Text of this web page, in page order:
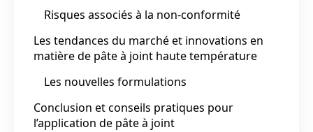
Risques associés à la non-conformité
Les tendances du marché et innovations en
matière de pâte à joint haute température
Les nouvelles formulations
Conclusion et conseils pratiques pour
l’application de pâte à joint